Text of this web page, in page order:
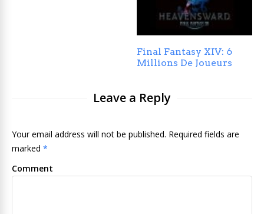
Final Fantasy XIV: 6
Millions De Joueurs
Leave a Reply
Your email address will not be published. Required fields are
marked *
Comment